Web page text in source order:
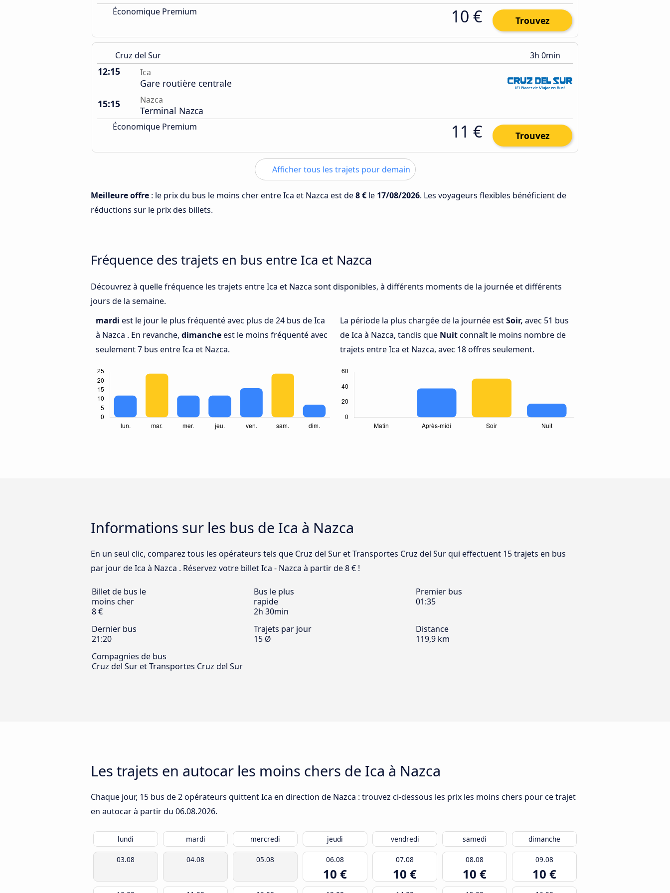
Économique Premium 10 € Trouvez
Cruz del Sur 3h 0min
12:15 Ica
Gare routière centrale
15:15
Nazca
Terminal Nazca
Économique Premium 11 € Trouvez
Afficher tous les trajets pour demain
Meilleure offre : le prix du bus le moins cher entre Ica et Nazca est de8 € le 17/08/2026. Les voyageurs flexibles bénéficient de
réductions sur le prix des billets.
Fréquence des trajets en bus entre Ica et Nazca
Découvrez à quelle fréquence les trajets entre Ica et Nazca sont disponibles, à différents moments de la journée et différents
jours de la semaine.
mardi est le jour le plus fréquenté avec plus de 24 bus de Ica
à Nazca . En revanche, dimancheest le moins fréquenté avec
seulement 7 bus entre Ica et Nazca.
La période la plus chargée de la journée estSoir, avec 51 bus
de Ica à Nazca, tandis que Nuitconnaît le moins nombre de
trajets entre Ica et Nazca, avec 18 offres seulement.
Informations sur les bus de Ica à Nazca
En un seul clic, comparez tous les opérateurs tels que Cruz del Sur et Transportes Cruz del Sur qui effectuent 15 trajets en bus
par jour de Ica à Nazca . Réservez votre billet Ica - Nazca à partir de 8 € !
Billet de bus le
moins cher
8 €
Bus le plus
rapide
2h 30min
Premier bus
01:35
Dernier bus
21:20
Trajets par jour
15 Ø
Distance
119,9 km
Compagnies de bus
Cruz del Sur et Transportes Cruz del Sur
Les trajets en autocar les moins chers de Ica à Nazca
Chaque jour, 15 bus de 2 opérateurs quittent Ica en direction de Nazca : trouvez ci-dessous les prix les moins chers pour ce trajet
en autocar à partir du 06.08.2026.
lundi mardi mercredi jeudi vendredi samedi dimanche
03.08 04.08 05.08 06.08
10 €
07.08
10 €
08.08
10 €
09.08
10 €